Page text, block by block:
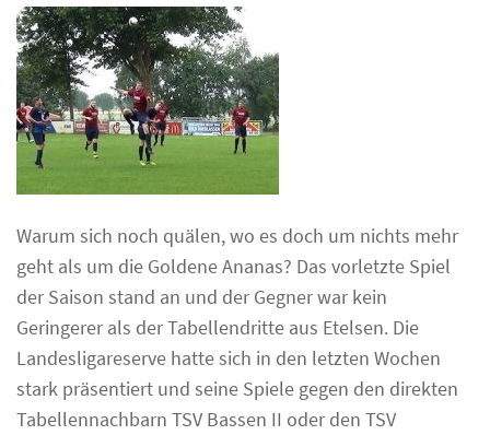
Warum sich noch quälen, wo es doch um nichts mehr
geht als um die Goldene Ananas? Das vorletzte Spiel
der Saison stand an und der Gegner war kein
Geringerer als der Tabellendritte aus Etelsen. Die
Landesligareserve hatte sich in den letzten Wochen
stark präsentiert und seine Spiele gegen den direkten
Tabellennachbarn TSV Bassen II oder den TSV